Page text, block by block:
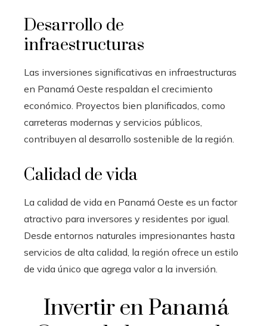
Desarrollo de
infraestructuras
Las inversiones significativas en infraestructuras
en Panamá Oeste respaldan el crecimiento
económico. Proyectos bien planificados, como
carreteras modernas y servicios públicos,
contribuyen al desarrollo sostenible de la región.
Calidad de vida
La calidad de vida en Panamá Oeste es un factor
atractivo para inversores y residentes por igual.
Desde entornos naturales impresionantes hasta
servicios de alta calidad, la región ofrece un estilo
de vida único que agrega valor a la inversión.
Invertir en Panamá